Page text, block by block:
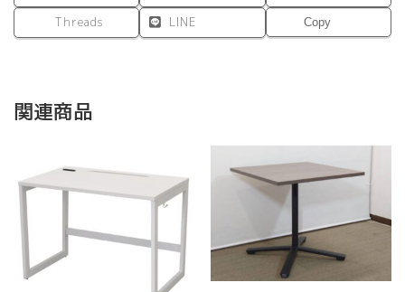
Threads
LINE Copy
関連商品